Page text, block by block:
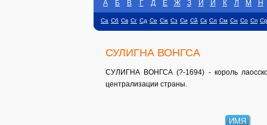
А
Б В Г Д Е Ж З И Й К Л М Н
Са Сб Св Сг Сд Се Сж Сз Си Сй Ск Сл См Сн Со Сп Ср
СУЛИГНА ВОНГСА
СУЛИГНА ВОНГСА (?-1694) - король
централизации страны.
ИМЯ